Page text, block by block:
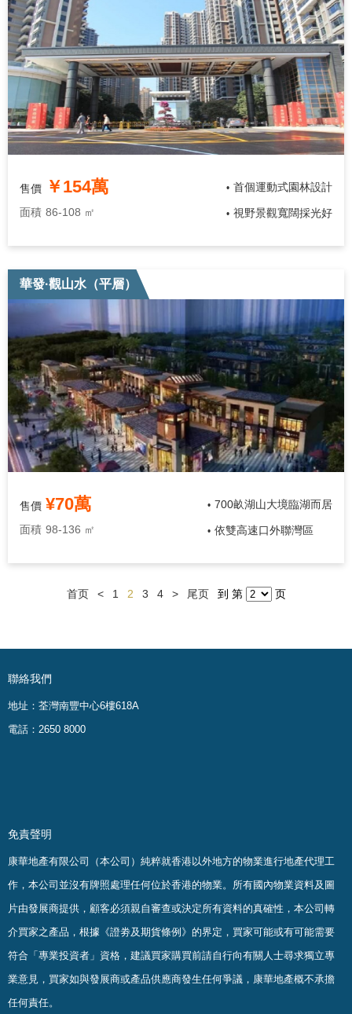
售價 ￥154萬
面積 86-108 ㎡
• 首個運動式園林設計
• 視野景觀寬闊採光好
華發·觀山水（平層）
售價 ¥70萬
面積 98-136 ㎡
• 700畝湖山大境臨湖而居
• 依雙高速口外聯灣區
首页 < 1 2 3 4 > 尾页 到 第 页
聯絡我們
地址：荃灣南豐中心6樓618A
電話：2650 8000
免責聲明
康華地產有限公司（本公司）純粹就香港以外地方的物業進行地產代理工
作，本公司並沒有牌照處理任何位於香港的物業。 所有國內物業資料及圖
片由發展商提供，顧客必須親自審查或決定所有資料的真確性 ， 本公司轉
介買家之產品，根據《證劵及期貨條例》的界定，買家可能或有可能需要
符合「專業投資者」資格，建議買家購買前請自行向有關人士尋求獨立專
業意見，買家如與發展商或產品供應商發生任何爭議，康華地產概不承擔
任何責任。